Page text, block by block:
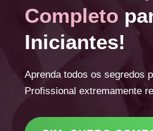
Completo
Iniciantes!
Aprenda todos os segredos
Profissional extremamente